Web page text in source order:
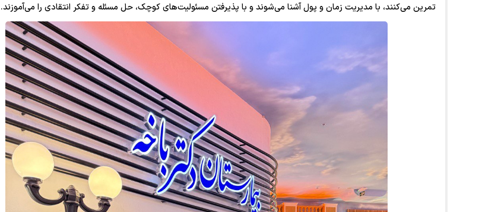
تمرین می‌کنند، با مدیریت زمان و پول آشنا می‌شوند و با پذیرفتن مسئولیت‌های کوچک، حل مسئله و تفکر انتقادی را می‌آموزند.